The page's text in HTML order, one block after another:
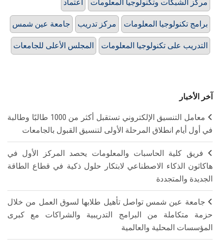
اعتماد مركز الشبكات وتكنولوجيا المعلومات
جامعة عين شمس مركز تدريب برامج تكنولوجيا المعلومات
المجلس الأعلى للجامعات التدريب على تكنولوجيا المعلومات
آخر الأخبار
معامل التنسيق الإلكتروني تستقبل أكثر من 1000 طالبًا وطالبة
في أول أيام انطلاق المرحلة الأولى لتنسيق القبول بالجامعات
فريق كلية الحاسبات والمعلومات يحصد المركز الأول في
هاكاثون الذكاء الاصطناعي لابتكار حلول ذكية في قطاع الطاقة
الجديدة والمتجددة
جامعة عين شمس تواصل تأهيل طلابها لسوق العمل من خلال
حزمة متكاملة من البرامج التدريبية والشراكات مع كبرى
المؤسسات المحلية والعالمية